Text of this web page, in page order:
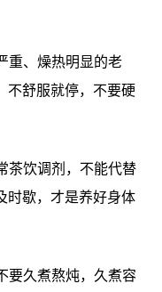
重、燥热明显的老
不舒服就停，不要硬
茶饮调剂，不能代替
时歇，才是养好身体
要久煮熬炖，久煮容